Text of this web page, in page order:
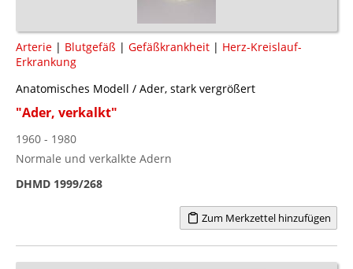
Arterie | Blutgefäß | Gefäßkrankheit | Herz-Kreislauf-
Erkrankung
Anatomisches Modell / Ader, stark vergrößert
"Ader, verkalkt"
1960 - 1980
Normale und verkalkte Adern
DHMD 1999/268
Zum Merkzettel hinzufügen